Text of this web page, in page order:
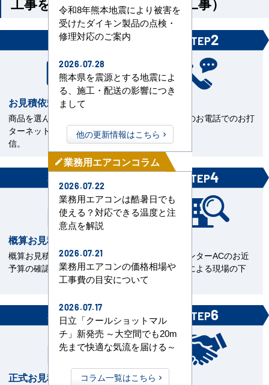
STEP1
お見積依頼
商品を選んで見積依頼をイン
ターネットまたはFAXで送
信。
STEP2
当社担当とのお電話でのお打
合せ。
STEP 3
概算お見積書を確認
概算お見積をご覧いただきご
予算の確認。
STEP4
エアコンセンターACのお近
くの直工店による現場の下
見。
STEP5
正式お見積書の確認
STEP6
ご契約
令和8年熊本地震により被害を
受けたダイキン製品の点検・
修理対応のご案内
2026.07.28
熊本県を震源とする地震によ
る、施工・配送の影響につき
まして
他の更新情報はこちら
mode_edit業務用エアコンコラム
2026.07.22
業務用エアコンは酷暑日でも
使える？対応できる温度と注
意点を解説
2026.07.21
業務用エアコンの価格相場や
工事費の目安について
2026.07.17
日立「クールショットマル
チ」新発売 ～大空間でも20m
先まで快適な気流を届ける～
コラム一覧はこちら